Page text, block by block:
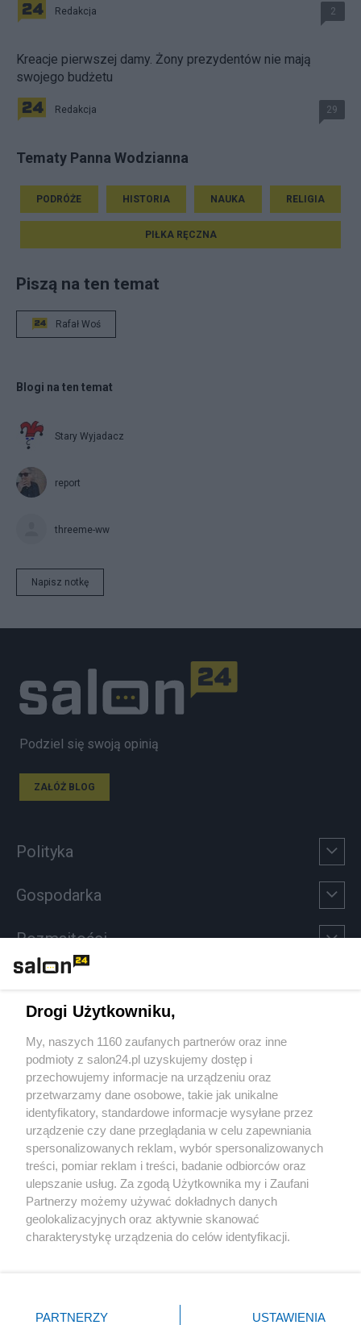
Redakcja 2
Kreacje pierwszej damy. Żony prezydentów nie mają
swojego budżetu
Redakcja 29
Tematy Panna Wodzianna
PODRÓŻE HISTORIA NAUKA RELIGIA
PIŁKA RĘCZNA
Piszą na ten temat
Rafał Woś
Blogi na ten temat
Stary Wyjadacz
report
threeme-ww
Napisz notkę
Podziel się swoją opinią
ZAŁÓŻ BLOG
Polityka
Gospodarka
Rozmaitości
Sport
Społeczeństwo
Kultura
X Facebook Instagram Youtube
Drogi Użytkowniku,
My, naszych 1160 zaufanych partnerów oraz inne
podmioty z salon24.pl uzyskujemy dostęp i
przechowujemy informacje na urządzeniu oraz
przetwarzamy dane osobowe, takie jak unikalne
identyfikatory, standardowe informacje wysyłane przez
urządzenie czy dane przeglądania w celu zapewniania
spersonalizowanych reklam, wybór spersonalizowanych
treści, pomiar reklam i treści, badanie odbiorców oraz
ulepszanie usług. Za zgodą Użytkownika my i Zaufani
Partnerzy możemy używać dokładnych danych
geolokalizacyjnych oraz aktywnie skanować
charakterystykę urządzenia do celów identyfikacji.
zmienić/wycofać klikając przycisk ustawień prywatności
PARTNERZY USTAWIENIA